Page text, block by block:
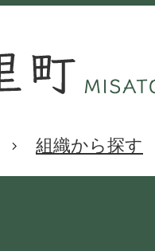
組織から探す